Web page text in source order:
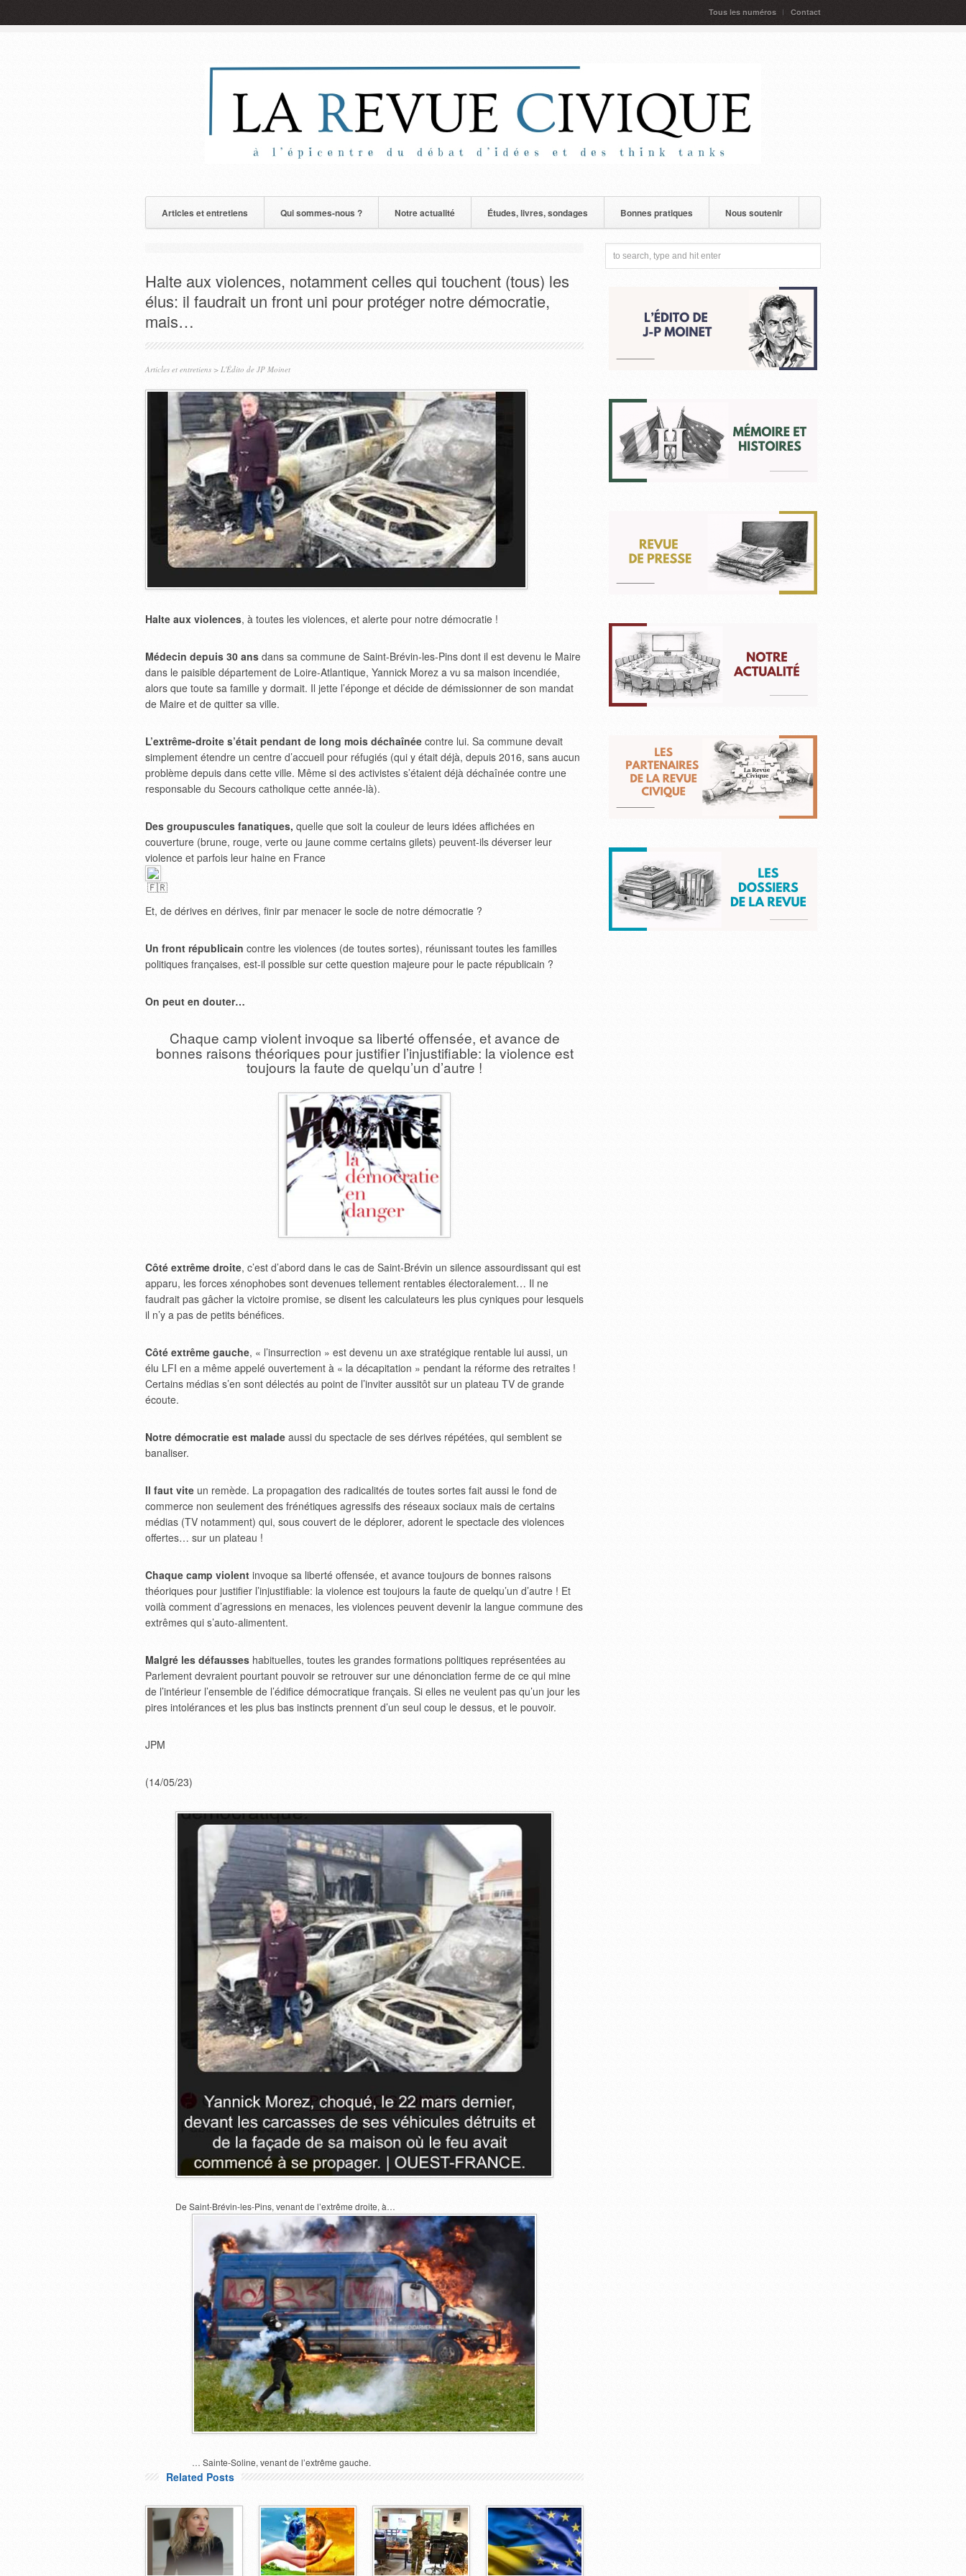
Tous les numéros Contact
Articles et entretiens Qui sommes-nous ? Notre actualité Études, livres, sondages Bonnes pratiques Nous soutenir
Halte aux violences, notamment celles qui touchent (tous) les
élus: il faudrait un front uni pour protéger notre démocratie,
mais…
Articles et entretiens > L'Édito de JP Moinet
Halte aux violences, à toutes les violences, et alerte pour notre démocratie !
Médecin depuis 30 ans dans sa commune de Saint-Brévin-les-Pins dont il est devenu le Maire
dans le paisible département de Loire-Atlantique, Yannick Morez a vu sa maison incendiée,
alors que toute sa famille y dormait. Il jette l’éponge et décide de démissionner de son mandat
de Maire et de quitter sa ville.
L’extrême-droite s’était pendant de long mois déchaînée contre lui. Sa commune devait
simplement étendre un centre d’accueil pour réfugiés (qui y était déjà, depuis 2016, sans aucun
problème depuis dans cette ville. Même si des activistes s’étaient déjà déchaînée contre une
responsable du Secours catholique cette année-là).
Des groupuscules fanatiques, quelle que soit la couleur de leurs idées affichées en
couverture (brune, rouge, verte ou jaune comme certains gilets) peuvent-ils déverser leur
violence et parfois leur haine en France
Et, de dérives en dérives, finir par menacer le socle de notre démocratie ?
Un front républicain contre les violences (de toutes sortes), réunissant toutes les familles
politiques françaises, est-il possible sur cette question majeure pour le pacte républicain ?
On peut en douter…
Chaque camp violent invoque sa liberté offensée, et avance de
bonnes raisons théoriques pour justifier l’injustifiable: la violence est
toujours la faute de quelqu’un d’autre !
Côté extrême droite, c’est d’abord dans le cas de Saint-Brévin un silence assourdissant qui est
apparu, les forces xénophobes sont devenues tellement rentables électoralement… Il ne
faudrait pas gâcher la victoire promise, se disent les calculateurs les plus cyniques pour lesquels
il n’y a pas de petits bénéfices.
Côté extrême gauche, « l’insurrection » est devenu un axe stratégique rentable lui aussi, un
élu LFI en a même appelé ouvertement à « la décapitation » pendant la réforme des retraites !
Certains médias s’en sont délectés au point de l’inviter aussitôt sur un plateau TV de grande
écoute.
Notre démocratie est malade aussi du spectacle de ses dérives répétées, qui semblent se
banaliser.
Il faut vite un remède. La propagation des radicalités de toutes sortes fait aussi le fond de
commerce non seulement des frénétiques agressifs des réseaux sociaux mais de certains
médias (TV notamment) qui, sous couvert de le déplorer, adorent le spectacle des violences
offertes… sur un plateau !
Chaque camp violent invoque sa liberté offensée, et avance toujours de bonnes raisons
théoriques pour justifier l’injustifiable: la violence est toujours la faute de quelqu’un d’autre ! Et
voilà comment d’agressions en menaces, les violences peuvent devenir la langue commune des
extrêmes qui s’auto-alimentent.
Malgré les défausses habituelles, toutes les grandes formations politiques représentées au
Parlement devraient pourtant pouvoir se retrouver sur une dénonciation ferme de ce qui mine
de l’intérieur l’ensemble de l’édifice démocratique français. Si elles ne veulent pas qu’un jour les
pires intolérances et les plus bas instincts prennent d’un seul coup le dessus, et le pouvoir.
JPM
(14/05/23)
De Saint-Brévin-les-Pins, venant de l’extrême droite, à…
… Sainte-Soline, venant de l’extrême gauche.
Related Posts